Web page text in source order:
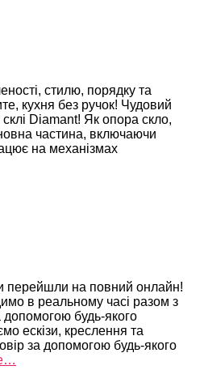
стилю, порядку та
кухня без ручок! Чудовий
Diamant! Як опора скло,
частина, включаючи
на механізмах
перейшли на повний онлайн!
в реальному часі разом з
будь-якого
ескізи, креслення та
за допомогою будь-якого